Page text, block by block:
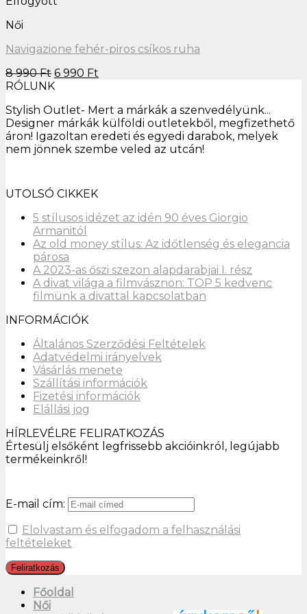
Elállási jog
Értesülj elsőként legfrissebb akcióinkról, legújabb
E-mail cím:
Elolvastam és elfogadom a felhasználási
feltételeket
Árukereső.hu
Rólunk
Impresszum
Blog
Ügyfélszolgálat
GYIK
Minden jog fenntartva 2026 © Stylish Outlet
Készítette: reDT
Főoldal
Bikinik és
fürdőruhák
Blúzok,
ingek és
tunikák
Fehérneműk
és pizsamák
Kabátok,
dzsekik,
mellények
Kiegészítők
Pólók és felsők
Ruhák és nadrágruhák
Férfi
Alsóneműk és pizsamák
Ingek
Kabátok, dzsekik, mellények
Kiegészítők